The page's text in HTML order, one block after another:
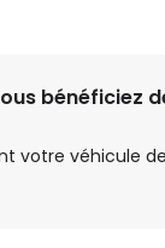
bénéficiez
votre véhicule